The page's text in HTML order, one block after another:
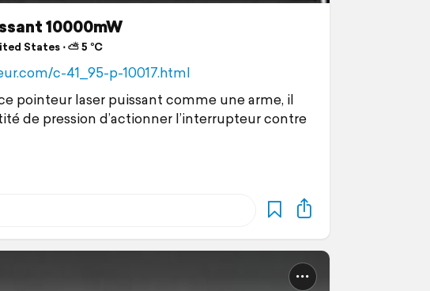
10000mW
States ⋅ ⛅ 5 °C
c-41_95-p-10017.html
pointeur laser puissant comme une arme, il
de pression d’actionner l’interrupteur contre